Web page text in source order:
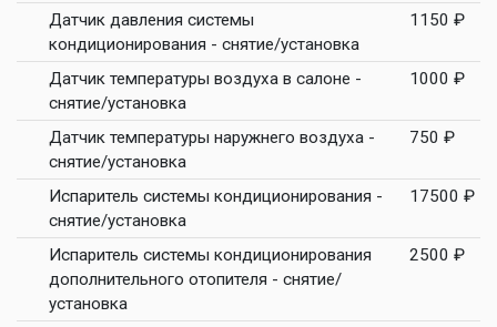
Датчик давления системы
кондиционирования - снятие/установка
1150 ₽
Датчик температуры воздуха в салоне -
снятие/установка
1000 ₽
Датчик температуры наружнего воздуха -
снятие/установка
750 ₽
Испаритель системы кондиционирования -
снятие/установка
17500 ₽
Испаритель системы кондиционирования
дополнительного отопителя - снятие/
установка
2500 ₽